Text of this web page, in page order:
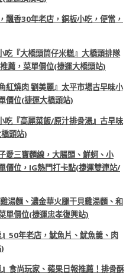
飄香30年老店，銅板小吃，便當，
『大橋頭筒仔米糕』大橋頭排隊
薦，菜單價位(捷運大橋頭站)
紅燒肉 劉美麗』太平市場古早味小
價位(捷運大橋頭站)
『高麗菜飯/原汁排骨湯』古早味
頭站)
愛三寶麵線，大腸頭、鮮蚵、小
價位，IG熱門打卡點(捷運雙連站/
湯麵、濃金華火腿干貝雞湯麵、和
單價位(捷運忠孝復興站)
50年老店，魷魚片、魷魚羹、肉
食尚玩家、蘋果日報推薦！排骨酥